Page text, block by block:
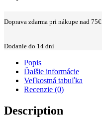
Doprava zdarma pri nákupe nad 75€
Dodanie do 14 dní
Popis
Ďalšie informácie
Veľkostná tabuľka
Recenzie (0)
Description